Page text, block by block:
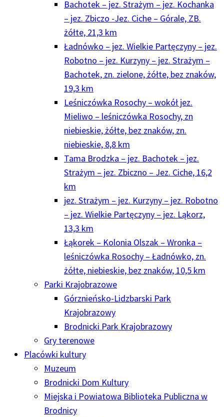
Bachotek – jez. Strażym – jez. Kochanka
– jez. Zbiczo -Jez. Ciche – Górale, ZB.
żółte, 21,3 km
Ładnówko – jez. Wielkie Partęczyny – jez.
Robotno – jez. Kurzyny – jez. Strażym –
Bachotek, zn. zielone, żółte, bez znaków,
19,3 km
Leśniczówka Rosochy – wokół jez.
Mieliwo – leśniczówka Rosochy, zn
niebieskie, żółte, bez znaków, zn.
niebieskie, 8,8 km
Tama Brodzka – jez. Bachotek – jez.
Strażym – jez. Zbiczno – Jez. Ciche, 16,2
km
jez. Strażym – jez. Kurzyny – jez. Robotno
– jez. Wielkie Partęczyny – jez. Ląkorz,
13,3 km
Łąkorek – Kolonia Olszak – Wronka –
leśniczówka Rosochy – Ładnówko, zn.
żółte, niebieskie, bez znaków, 10,5 km
Parki Krajobrazowe
Górznieńsko-Lidzbarski Park
Krajobrazowy
Brodnicki Park Krajobrazowy
Gry terenowe
Placówki kultury
Muzeum
Brodnicki Dom Kultury
Miejska i Powiatowa Biblioteka Publiczna w
Brodnicy